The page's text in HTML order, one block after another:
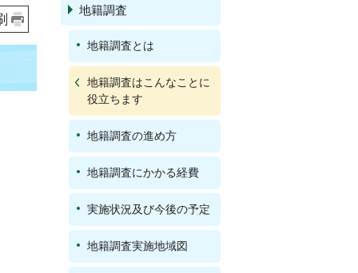
地籍調査
地籍調査とは
地籍調査はこんなことに
役立ちます
地籍調査の進め方
地籍調査にかかる経費
実施状況及び今後の予定
地籍調査実施地域図